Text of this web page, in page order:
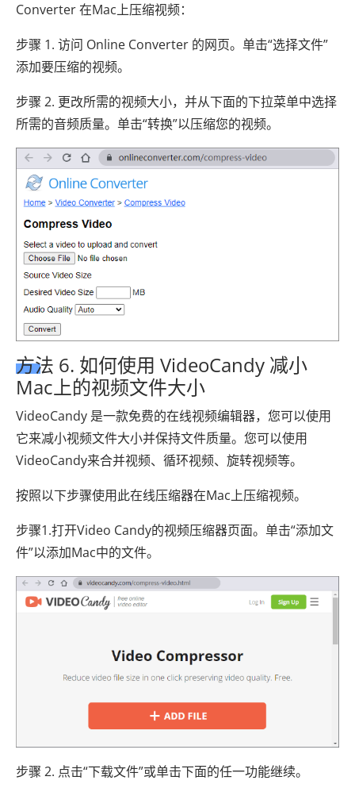
Converter 在Mac上压缩视频：
步骤 1. 访问 Online Converter 的网页。单击“选择文件”
添加要压缩的视频。
步骤 2. 更改所需的视频大小，并从下面的下拉菜单中选择
所需的音频质量。单击“转换”以压缩您的视频。
方法 6. 如何使用 VideoCandy 减小
Mac上的视频文件大小
VideoCandy 是一款免费的在线视频编辑器，您可以使用
它来减小视频文件大小并保持文件质量。您可以使用
VideoCandy来合并视频、循环视频、旋转视频等。
按照以下步骤使用此在线压缩器在Mac上压缩视频。
步骤1.打开Video Candy的视频压缩器页面。单击“添加文
件”以添加Mac中的文件。
步骤 2. 点击“下载文件”或单击下面的任一功能继续。